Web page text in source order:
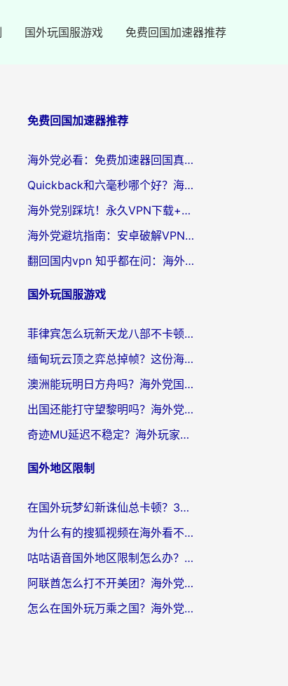
国外玩国服游戏 免费回国加速器推荐
免费回国加速器推荐
海外党必看：免费加速器回国真的靠谱吗？3步教你选到好用的归雁替代
Quickback和六毫秒哪个好？海外党亲测：选对回国加速器，无缝刷剧办公不再愁
海外党别踩坑！永久VPN下载+回国加速器选择指南，无缝刷国内剧游戏支付
海外党避坑指南：安卓破解VPN真的靠谱吗？教你选对回国加速器无缝刷国内资源
翻回国内vpn 知乎都在问：海外党如何选对加速器，无缝刷剧打游戏？
国外玩国服游戏
菲律宾怎么玩新天龙八部不卡顿？海外党国服游戏加速器终极指南（附欧洲国外玩家实测）
缅甸玩云顶之弈总掉帧？这份海外玩家专属加速器攻略帮你上分
澳洲能玩明日方舟吗？海外党国服游戏畅玩终极指南（附实用加速器选择技巧）
出国还能打守望黎明吗？海外党国服游戏不卡顿的终极解法
奇迹MU延迟不稳定？海外玩家国服游戏加速器终极指南：从卡顿到丝滑的秘密
国外地区限制
在国外玩梦幻新诛仙总卡顿？3个实用技巧解决海外党痛点（附回国加速器选择指南）
为什么有的搜狐视频在海外看不了呢？留学生亲测有效的回国加速攻略
咕咕语音国外地区限制怎么办？海外党必备的回国加速器选择指南（附音悦Tai、搜狐视频解决妙招）
阿联酋怎么打不开美团？海外党必备：3步解决回国追剧、看球、刷B站的全部烦恼
怎么在国外玩万乘之国？海外党亲测：突破限制的3个实用技巧